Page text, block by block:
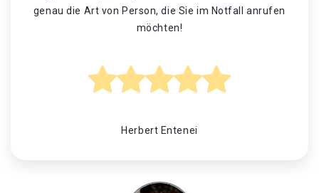
genau die Art von Person, die Sie im Notfall anrufen
möchten!
Herbert Entenei